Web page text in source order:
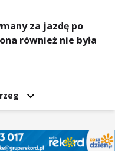
za jazdę po
również nie była